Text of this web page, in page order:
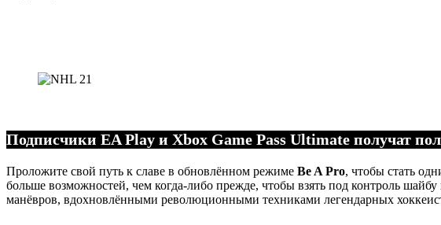
Подписчики EA Play и Xbox Game Pass Ultimate получат
Проложите свой путь к славе в обновлённом режиме Be A Pro, чтобы стать
больше возможностей, чем когда-либо прежде, чтобы взять под контроль
манёвров, вдохновлёнными революционными техниками легендарных